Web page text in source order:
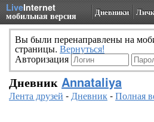
LiveInternet
мобильная версия Дневники
Вы были перенаправлены на
страницы. Вернуться!
Авторизация
Дневник Annataliya
Лента друзей -Дневник-Полная